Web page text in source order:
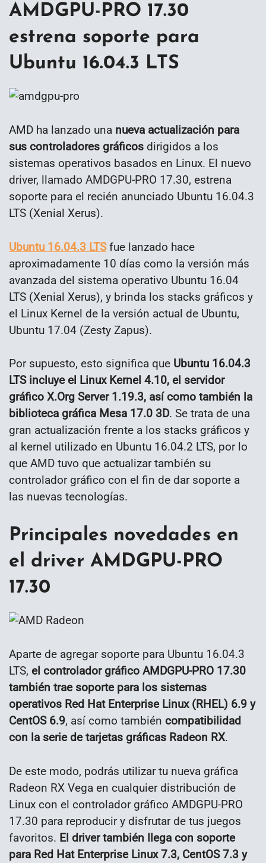
AMDGPU-PRO 17.30
estrena soporte para
Ubuntu 16.04.3 LTS
AMD ha lanzado una nueva actualización para
sus controladores gráficos dirigidos a los
sistemas operativos basados en Linux. El nuevo
driver, llamado AMDGPU-PRO 17.30, estrena
soporte para el recién anunciado Ubuntu 16.04.3
LTS (Xenial Xerus).
Ubuntu 16.04.3 LTSfue lanzado hace
aproximadamente 10 días como la versión más
avanzada del sistema operativo Ubuntu 16.04
LTS (Xenial Xerus), y brinda los stacks gráficos y
el Linux Kernel de la versión actual de Ubuntu,
Ubuntu 17.04 (Zesty Zapus).
Por supuesto, esto significa que Ubuntu 16.04.3
LTS incluye el Linux Kernel 4.10, el servidor
gráfico X.Org Server 1.19.3, así como también la
biblioteca gráfica Mesa 17.0 3D. Se trata de una
gran actualización frente a los stacks gráficos y
al kernel utilizado en Ubuntu 16.04.2 LTS, por lo
que AMD tuvo que actualizar también su
controlador gráfico con el fin de dar soporte a
las nuevas tecnologías.
Principales novedades en
el driver AMDGPU-PRO
17.30
Aparte de agregar soporte para Ubuntu 16.04.3
LTS, el controlador gráfico AMDGPU-PRO 17.30
también trae soporte para los sistemas
operativos Red Hat Enterprise Linux (RHEL) 6.9 y
CentOS 6.9, así como también compatibilidad
con la serie de tarjetas gráficas Radeon RX.
De este modo, podrás utilizar tu nueva gráfica
Radeon RX Vega en cualquier distribución de
Linux con el controlador gráfico AMDGPU-PRO
17.30 para reproducir y disfrutar de tus juegos
favoritos. El driver también llega con soporte
para Red Hat Enterprise Linux 7.3, CentOS 7.3 y